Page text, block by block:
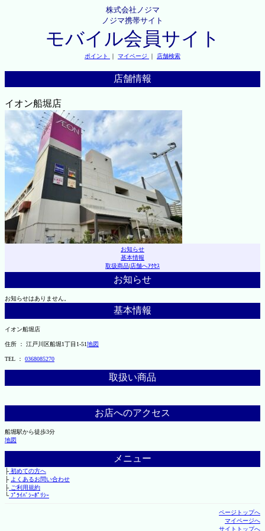
株式会社ノジマ
ノジマ携帯サイト
モバイル会員サイト
ポイント ｜ マイページ ｜ 店舗検索
店舗情報
イオン船堀店
お知らせ
基本情報
取扱商品|店舗へｱｸｾｽ
お知らせ
お知らせはありません。
基本情報
イオン船堀店
住所 ： 江戸川区船堀1丁目1-51地図
TEL ： 0368085270
取扱い商品
お店へのアクセス
船堀駅から徒歩3分
地図
メニュー
├初めての方へ
├ よくあるお問い合わせ
├ご利用規約
└ﾌﾟﾗｲﾊﾞｼｰﾎﾟﾘｼｰ
ページトップへ
マイページへ
サイトトップへ